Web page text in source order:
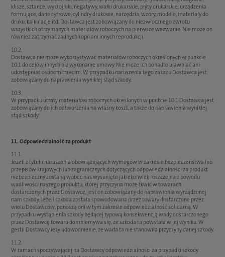
klisze, sztance, wykrojniki, negatywy, wałki drukarskie, płyty drukarskie, urządzenia
formujące, dane cyfrowe, cylindry drukowe, narzędzia, wzory, modele, materiały do
druku, kalkulacje itd. Dostawca jest zobowiązany do niezwłocznego zwrotu
wszystkich otrzymanych materiałów roboczych na pierwsze wezwanie. Nie może on
również zatrzymać żadnych kopii ani innych reprodukcji.
10.2.
Dostawca nie może wykorzystywać materiałów roboczych określonych w punkcie
10.1 do celów innych niż wykonanie umowy. Nie może ich ponadto ujawniać ani
udostępniać osobom trzecim. W przypadku naruszenia tego zakazu Dostawca jest
zobowiązany do naprawienia wynikłej stąd szkody.
10.3.
W przypadku utraty materiałów roboczych określonych w punkcie 10.1 Dostawca jest
zobowiązany do ich odtworzenia na własny koszt, a także do naprawienia wynikłej
stąd szkody.
11. Odpowiedzialność za produkt
11.1.
Jeżeli z tytułu naruszenia obowiązujących wymogów w zakresie bezpieczeństwa lub
przepisów krajowych lub zagranicznych dotyczących odpowiedzialności za produkt
niebezpieczny zostaną wobec nas wysunięte jakiekolwiek roszczenia z powodu
wadliwości naszego produktu, której przyczyna może tkwić w towarach
dostarczonych przez Dostawcę, jest on zobowiązany do naprawienia wyrządzonej
nam szkody. Jeżeli szkoda została spowodowana przez towary dostarczone przez
wielu Dostawców, ponoszą oni w tym zakresie odpowiedzialność solidarną. W
przypadku wystąpienia szkody będącej typową konsekwencją wady dostarczonego
przez Dostawcę towaru domniemywa się, że szkoda ta powstała w jej wyniku. W
gestii Dostawcy leży udowodnienie, że wada ta nie stanowiła przyczyny danej szkody.
11.2.
W ramach spoczywającej na Dostawcy odpowiedzialności za przypadki szkody